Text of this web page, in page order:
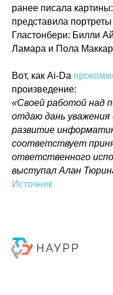
ранее писала
представила
Гластонбери: Билли
Ламара и Пола
Вот, как Ai-Da
произведение:
«Своей работой над
отдаю дань уважения
развитие
соответствует
ответственного
выступал Алан
Источник
© 2015-2026 НАУРР. Все права защищены. При
ссылка на ROBOTUNION.RU — обязательна
Политика конфиденциальности
При использовании материалов ссылка на